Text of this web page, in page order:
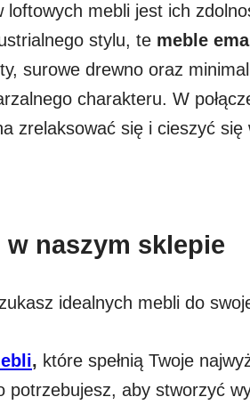
mebli jest ich
stylu, te meble
surowe drewno oraz
charakteru. W
zrelaksować się i cieszyć się
naszym sklepie
idealnych mebli do
, które spełnią Twoje
potrzebujesz, aby stworzyć